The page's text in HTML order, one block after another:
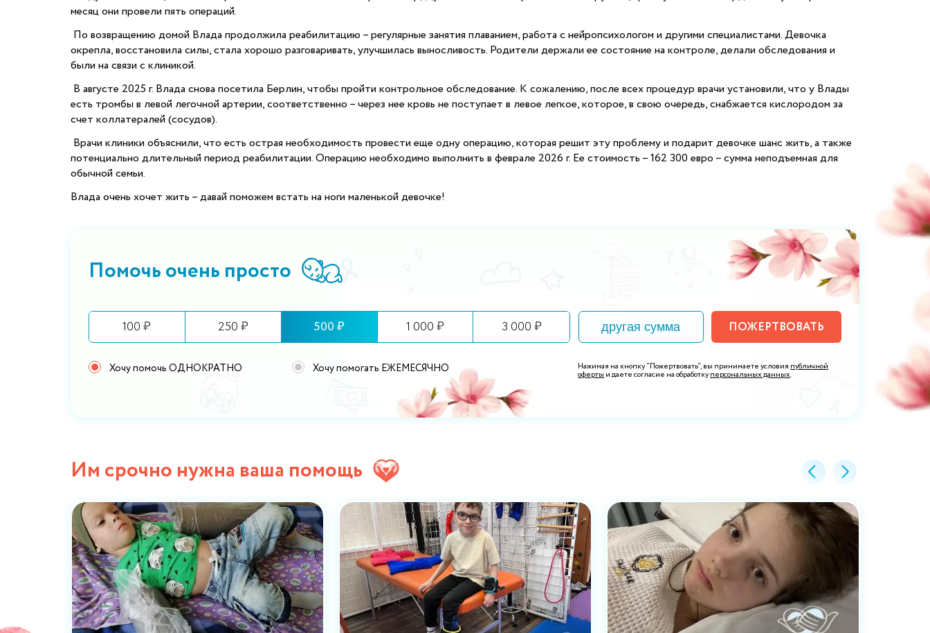
месяц они провели пять операций.
По возвращению домой Влада продолжила реабилитацию – регулярные занятия плаванием, работа с нейропсихологом и другими специалистами. Девочка
окрепла, восстановила силы, стала хорошо разговаривать, улучшилась выносливость. Родители держали ее состояние на контроле, делали обследования и
были на связи с клиникой.
В августе 2025 г. Влада снова посетила Берлин, чтобы пройти контрольное обследование. К сожалению, после всех процедур врачи установили, что у Влады
есть тромбы в левой легочной артерии, соответственно – через нее кровь не поступает в левое легкое, которое, в свою очередь, снабжается кислородом за
счет коллатералей (сосудов).
Врачи клиники объяснили, что есть острая необходимость провести еще одну операцию, которая решит эту проблему и подарит девочке шанс жить, а также
потенциально длительный период реабилитации. Операцию необходимо выполнить в феврале 2026 г. Ее стоимость – 162 300 евро – сумма неподъемная для
обычной семьи.
Влада очень хочет жить – давай поможем встать на ноги маленькой девочке!
Помочь очень просто
100 ₽ 250 ₽ 500 ₽ 1 000 ₽ 3 000 ₽ ПОЖЕРТВОВАТЬ
Хочу помочь ОДНОКРАТНО Хочу помогать ЕЖЕМЕСЯЧНО Нажимая на кнопку "Пожертвовать", вы принимаете условия публичной
оферты и даете согласие на обработкуперсональных данных.
Им срочно нужна ваша помощь